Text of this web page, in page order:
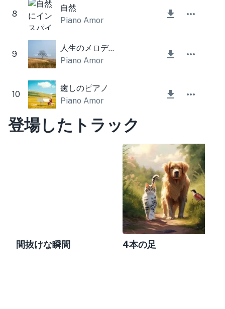
8
自然
Piano Amor
9
人生のメロディー
Piano Amor
10
癒しのピアノ
Piano Amor
登場したトラック
間抜けな瞬間 4本の足